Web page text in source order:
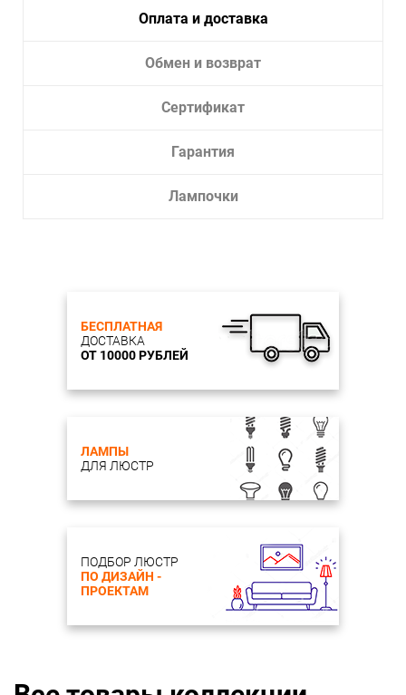
Световой поток, Lm: 100 Lm
Угол рассеивания: 36
Уровень влагозащиты, IP: IP 20
Оплата и доставка
Обмен и возврат
Сертификат
Гарантия
Лампочки
БЕСПЛАТНАЯ
ДОСТАВКА
ОТ 10000 РУБЛЕЙ
ЛАМПЫ
ДЛЯ ЛЮСТР
ПОДБОР ЛЮСТР
ПО ДИЗАЙН -
ПРОЕКТАМ